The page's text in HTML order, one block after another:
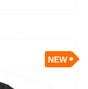
NEW